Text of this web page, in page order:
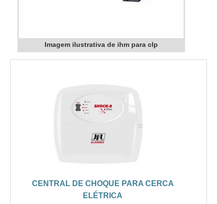
Imagem ilustrativa de ihm para clp
CENTRAL DE CHOQUE PARA CERCA
ELÉTRICA